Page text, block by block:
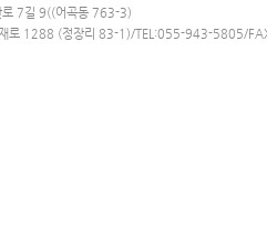
로 7길 9((어곡동 763-3)
재로 1288 (정장리 83-1)/TEL:055-943-5805/